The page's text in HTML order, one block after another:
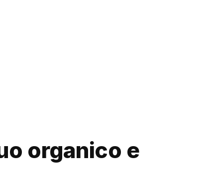
organico e